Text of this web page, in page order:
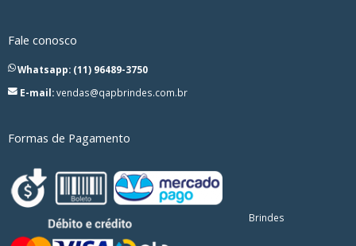
Fale conosco
Whatsapp: (11) 96489-3750
E-mail:vendas@qapbrindes.com.br
Formas de Pagamento
Brindes